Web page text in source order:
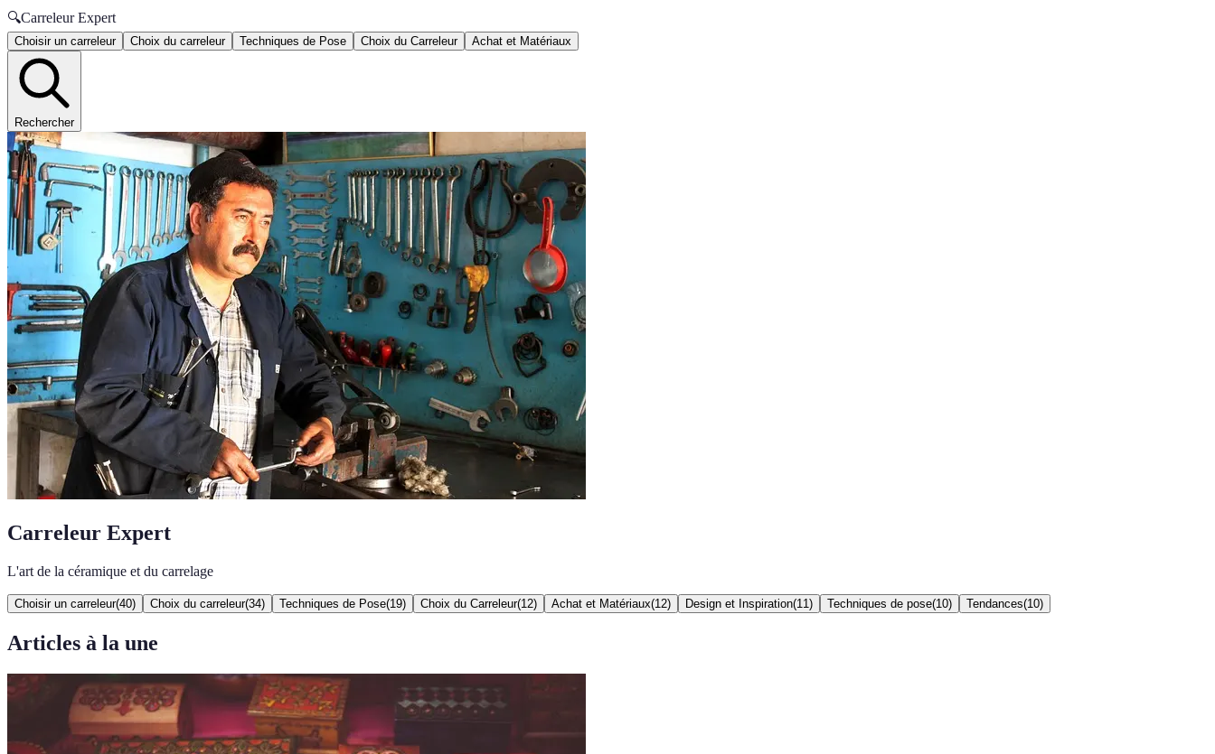
🔍Carreleur Expert
Choisir un carreleur Choix du carreleur Techniques de Pose Choix du Carreleur Achat et Matériaux
Rechercher
Carreleur Expert
L'art de la céramique et du carrelage
Choisir un carreleur(40) Choix du carreleur(34) Techniques de Pose(19) Choix du Carreleur(12) Achat et Matériaux(12) Design et Inspiration(11 ) Techniques de pose(10) Tendances(10)
Articles à la une